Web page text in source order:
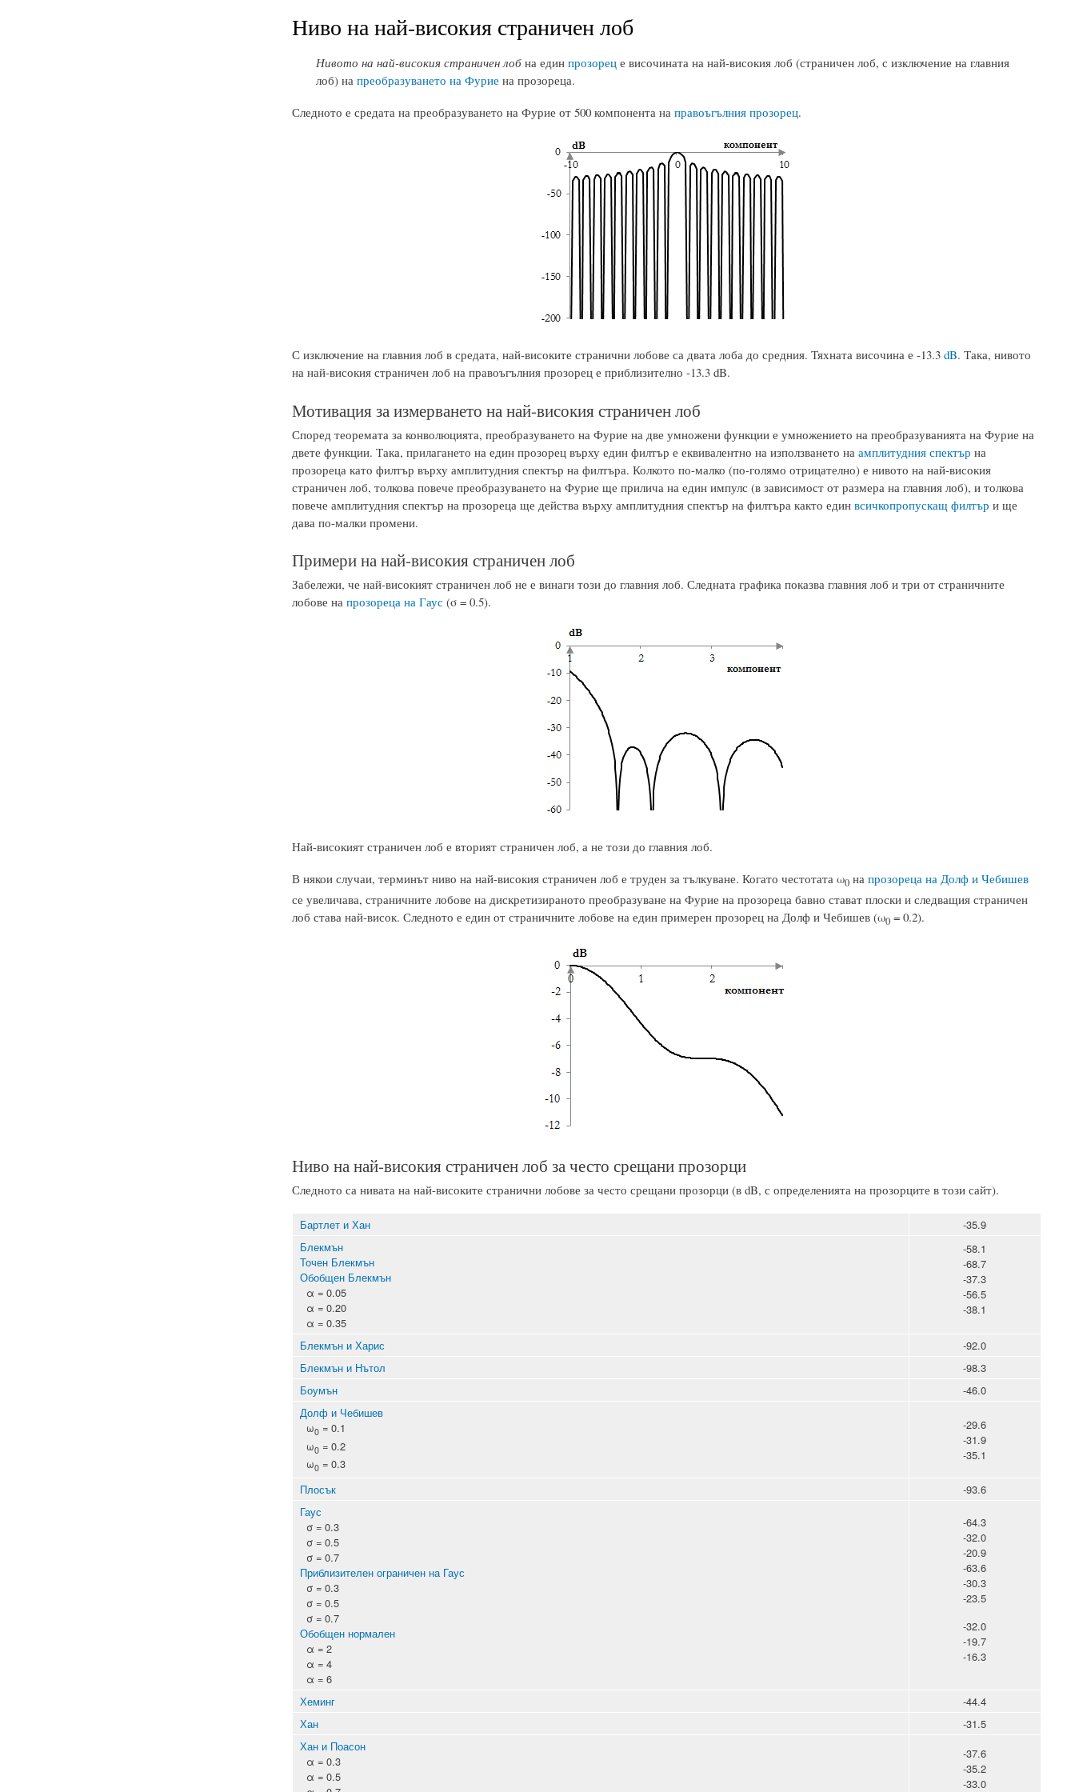
Ниво на най-високия страничен лоб
Нивото на най-високия страничен лобна един прозореце височината на най-високия лоб (страничен лоб, с изключение на главния
лоб) на преобразуването на Фурие на прозореца.
Следното е средата на преобразуването на Фурие от 500 компонента на правоъгълния прозорец.
С изключение на главния лоб в средата, най-високите странични лобове са двата лоба до средния. Тяхната височина е -13.3 dB. Така, нивото
на най-високия страничен лоб на правоъгълния прозорец е приблизително -13.3 dB.
Мотивация за измерването на най-високия страничен лоб
Според теоремата за конволюцията, преобразуването на Фурие на две умножени функции е умножението на преобразуванията на Фурие на
двете функции. Така, прилагането на един прозорец върху един филтър е еквивалентно на използването на амплитудния спектър на
прозореца като филтър върху амплитудния спектър на филтъра. Колкото по-малко (по-голямо отрицателно) е нивото на най-високия
страничен лоб, толкова повече преобразуването на Фурие ще прилича на един импулс (в зависимост от размера на главния лоб), и толкова
повече амплитудния спектър на прозореца ще действа върху амплитудния спектър на филтъра както един всичкопропускащ филтър и ще
дава по-малки промени.
Примери на най-високия страничен лоб
Забележи, че най-високият страничен лоб не е винаги този до главния лоб. Следната графика показва главния лоб и три от страничните
лобове на прозореца на Гаус (σ = 0.5).
Най-високият страничен лоб е вторият страничен лоб, а не този до главния лоб.
В някои случаи, терминът ниво на най-високия страничен лоб е труден за тълкуване. Когато честотата ω0на прозореца на Долф и Чебишев
се увеличава, страничните лобове на дискретизираното преобразуване на Фурие на прозореца бавно стават плоски и следващия страничен
лоб става най-висок. Следното е един от страничните лобове на един примерен прозорец на Долф и Чебишев (ω0= 0.2).
Ниво на най-високия страничен лоб за често срещани прозорци
Следното са нивата на най-високите странични лобове за често срещани прозорци (в dB, с определенията на прозорците в този сайт).
Бартлет и Хан
-35.9
Блекмън
Точен Блекмън
Обобщен Блекмън
α = 0.05
α = 0.20
α = 0.35
-58.1
-68.7
-37.3
-56.5
-38.1
Блекмън и Харис
-92.0
Блекмън и Нътол
-98.3
Боумън
-46.0
Долф и Чебишев
ω0= 0.1
ω0= 0.2
ω0= 0.3
-29.6
-31.9
-35.1
Плосък
-93.6
Гаус
σ = 0.3
σ = 0.5
σ = 0.7
Приблизителен ограничен на Гаус
σ = 0.3
σ = 0.5
σ = 0.7
Обобщен нормален
α = 2
α = 4
α = 6
-64.3
-32.0
-20.9
-63.6
-30.3
-23.5
-32.0
-19.7
-16.3
Хеминг
-44.4
Хан
-31.5
Хан и Поасон
α = 0.3
α = 0.5
-37.6
-35.2
-33.0